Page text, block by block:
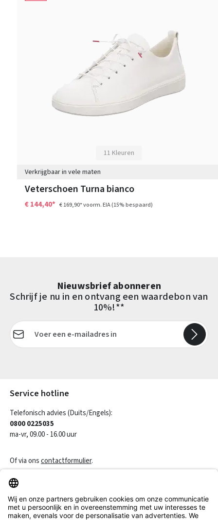
11 Kleuren
Verkrijgbaar in vele maten
Veterschoen Turna bianco
€ 144,40* € 169,90*voorm. EIA(15% bespaard)
Nieuwsbrief abonneren
Schrijf je nu in en ontvang een waardebon van
10%!**
E-mailadres*
Service hotline
Telefonisch advies (Duits/Engels):
0800 0225035
ma-vr, 09.00 - 16.00 uur
Of via onscontactformulier.